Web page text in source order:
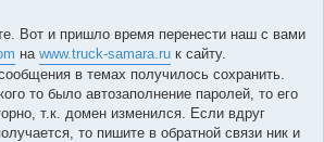
Вот и пришло время перенести наш с вами
на www.truck-samara.ru к сайту.
в темах получилось сохранить.
то было автозаполнение паролей, то его
т.к. домен изменился. Если вдруг
то пишите в обратной связи ник и